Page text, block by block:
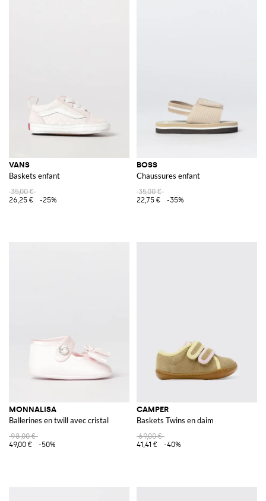
VANS
Baskets enfant
35,00 €
26,25 €
-25%
BOSS
Chaussures enfant
35,00 €
22,75 €
-35%
MONNALISA
Ballerines en twill avec cristal
98,00 €
49,00 €
-50%
CAMPER
Baskets Twins en daim
69,00 €
41,41 €
-40%